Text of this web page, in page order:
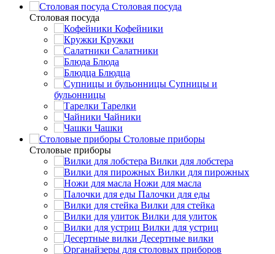
Столовая посуда
Столовая посуда
Кофейники
Кружки
Салатники
Блюда
Блюдца
Супницы и
бульонницы
Тарелки
Чайники
Чашки
Cтоловые приборы
Cтоловые приборы
Вилки для лобстера
Вилки для пирожных
Ножи для масла
Палочки для еды
Вилки для стейка
Вилки для улиток
Вилки для устриц
Десертные вилки